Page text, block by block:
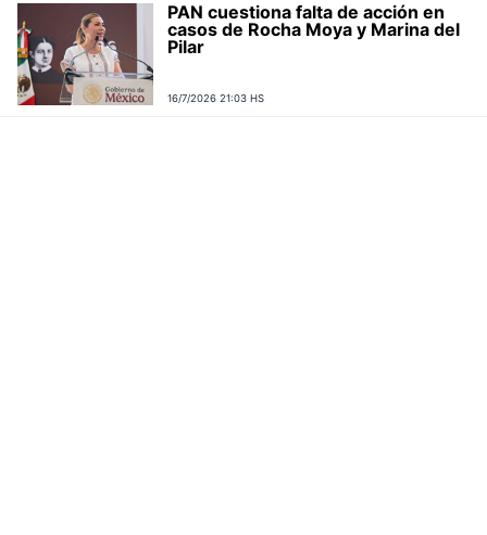
PAN cuestiona falta de acción en
casos de Rocha Moya y Marina del
Pilar
16/7/2026 21:03 HS